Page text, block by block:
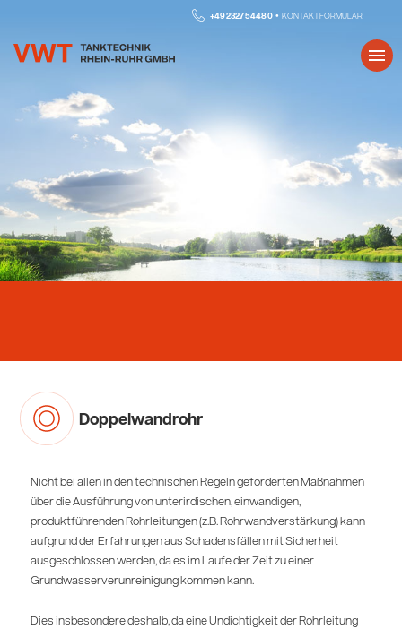
+49 2327 5448 0 • KONTAKTFORMULAR
Doppelwandrohr
Nicht bei allen in den technischen Regeln geforderten Maßnahmen
über die Ausführung von unterirdischen, einwandigen,
produktführenden Rohrleitungen (z.B. Rohrwandverstärkung) kann
aufgrund der Erfahrungen aus Schadensfällen mit Sicherheit
ausgeschlossen werden, da es im Laufe der Zeit zu einer
Grundwasserverunreinigung kommen kann.
Dies insbesondere deshalb, da eine Undichtigkeit der Rohrleitung